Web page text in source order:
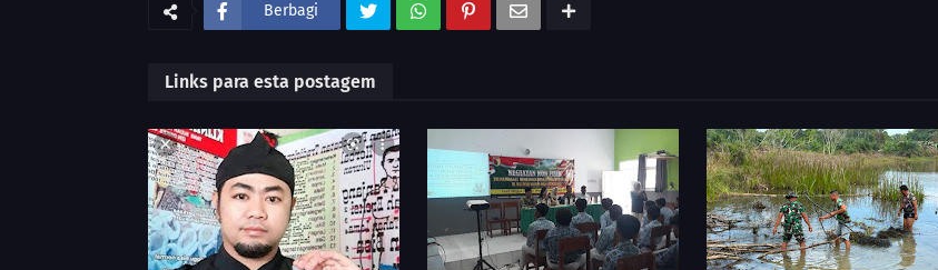
Berbagi
Links para esta postagem